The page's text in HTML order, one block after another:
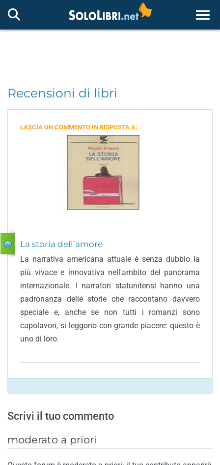
Recensioni di libri
LASCIA UN COMMENTO IN RISPOSTA A:
La storia dell’amore
La narrativa americana attuale è senza dubbio la
più vivace e innovativa nell'ambito del panorama
internazionale. I narratori statunitensi hanno una
padronanza delle storie che raccontano davvero
speciale e, anche se non tutti i romanzi sono
capolavori, si leggono con grande piacere: questo è
uno di loro.
Scrivi il tuo commento
moderato a priori